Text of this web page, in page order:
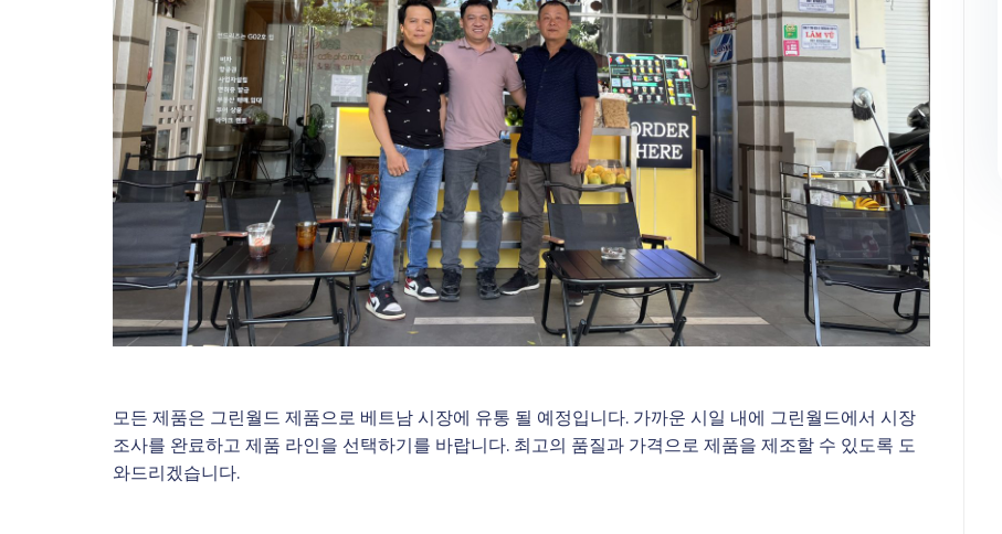
모든 제품은 그린월드 제품으로 베트남 시장에 유통 될 예정입니다. 가까운 시일 내에 그린월드에서 시장
조사를 완료하고 제품 라인을 선택하기를 바랍니다. 최고의 품질과 가격으로 제품을 제조할 수 있도록 도
와드리겠습니다.